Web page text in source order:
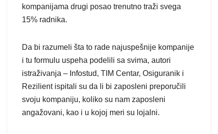
kompanijama drugi posao trenutno traži svega
15% radnika.
Da bi razumeli šta to rade najuspešnije kompanije
i tu formulu uspeha podelili sa svima, autori
istraživanja – Infostud, TIM Centar, Osiguranik i
Rezilient ispitali su da li bi zaposleni preporučili
svoju kompaniju, koliko su nam zaposleni
angažovani, kao i u kojoj meri su lojalni.